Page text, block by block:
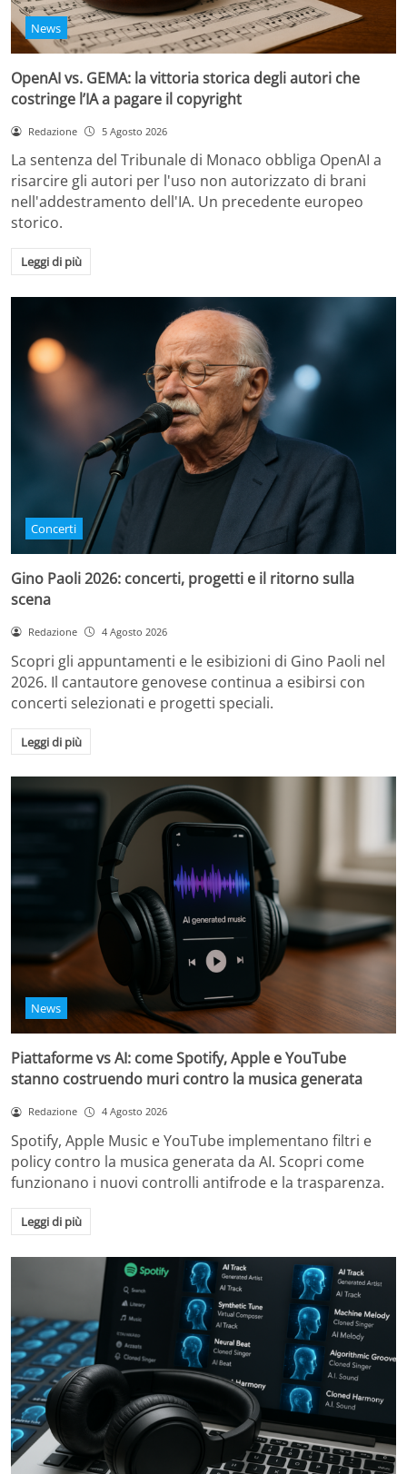
News
OpenAI vs. GEMA: la vittoria storica degli autori che
costringe l’IA a pagare il copyright
Redazione 5 Agosto 2026
La sentenza del Tribunale di Monaco obbliga OpenAI a
risarcire gli autori per l'uso non autorizzato di brani
nell'addestramento dell'IA. Un precedente europeo
storico.
Leggi di più
Concerti
Gino Paoli 2026: concerti, progetti e il ritorno sulla
scena
Redazione 4 Agosto 2026
Scopri gli appuntamenti e le esibizioni di Gino Paoli nel
2026. Il cantautore genovese continua a esibirsi con
concerti selezionati e progetti speciali.
Leggi di più
News
Piattaforme vs AI: come Spotify, Apple e YouTube
stanno costruendo muri contro la musica generata
Redazione 4 Agosto 2026
Spotify, Apple Music e YouTube implementano filtri e
policy contro la musica generata da AI. Scopri come
funzionano i nuovi controlli antifrode e la trasparenza.
Leggi di più